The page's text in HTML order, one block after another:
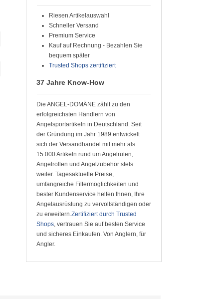
Riesen Artikelauswahl
Schneller Versand
Premium Service
Kauf auf Rechnung - Bezahlen Sie
bequem später
Trusted Shops zertifiziert
37 Jahre Know-How
Die ANGEL-DOMÄNE zählt zu den
erfolgreichsten Händlern von
Angelsportartikeln in Deutschland. Seit
der Gründung im Jahr 1989 entwickelt
sich der Versandhandel mit mehr als
15.000 Artikeln rund um Angelruten,
Angelrollen und Angelzubehör stets
weiter. Tagesaktuelle Preise,
umfangreiche Filtermöglichkeiten und
bester Kundenservice helfen Ihnen, Ihre
Angelausrüstung zu vervollständigen oder
zu erweitern.Zertifiziert durch Trusted
Shops, vertrauen Sie auf besten Service
und sicheres Einkaufen. Von Anglern, für
Angler.